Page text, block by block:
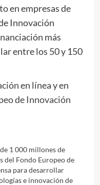
en empresas de
Innovación
más
entre los 50 y 150
en línea y en
de Innovación
1 000 millones de
del Fondo Europeo de
para desarrollar
e innovación de